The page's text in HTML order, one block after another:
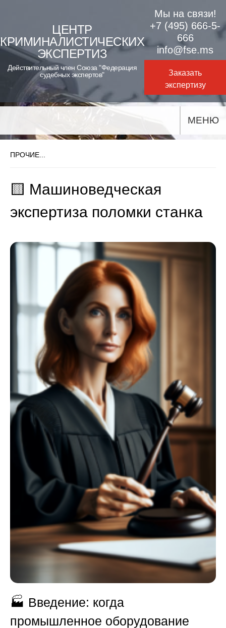
content
ЦЕНТР
КРИМИНАЛИСТИЧЕСКИХ
ЭКСПЕРТИЗ
Действительный член Союза "Федерация
судебных экспертов"
Мы на связи!
+7 (495) 666-5-
666
info@fse.ms
Заказать
экспертизу
МЕНЮ
ПРОЧИЕ...
🟨 Машиноведческая
экспертиза поломки станка
🏭 Введение: когда
промышленное оборудование